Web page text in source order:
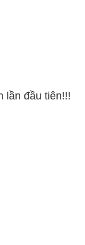
lần đầu tiên!!!